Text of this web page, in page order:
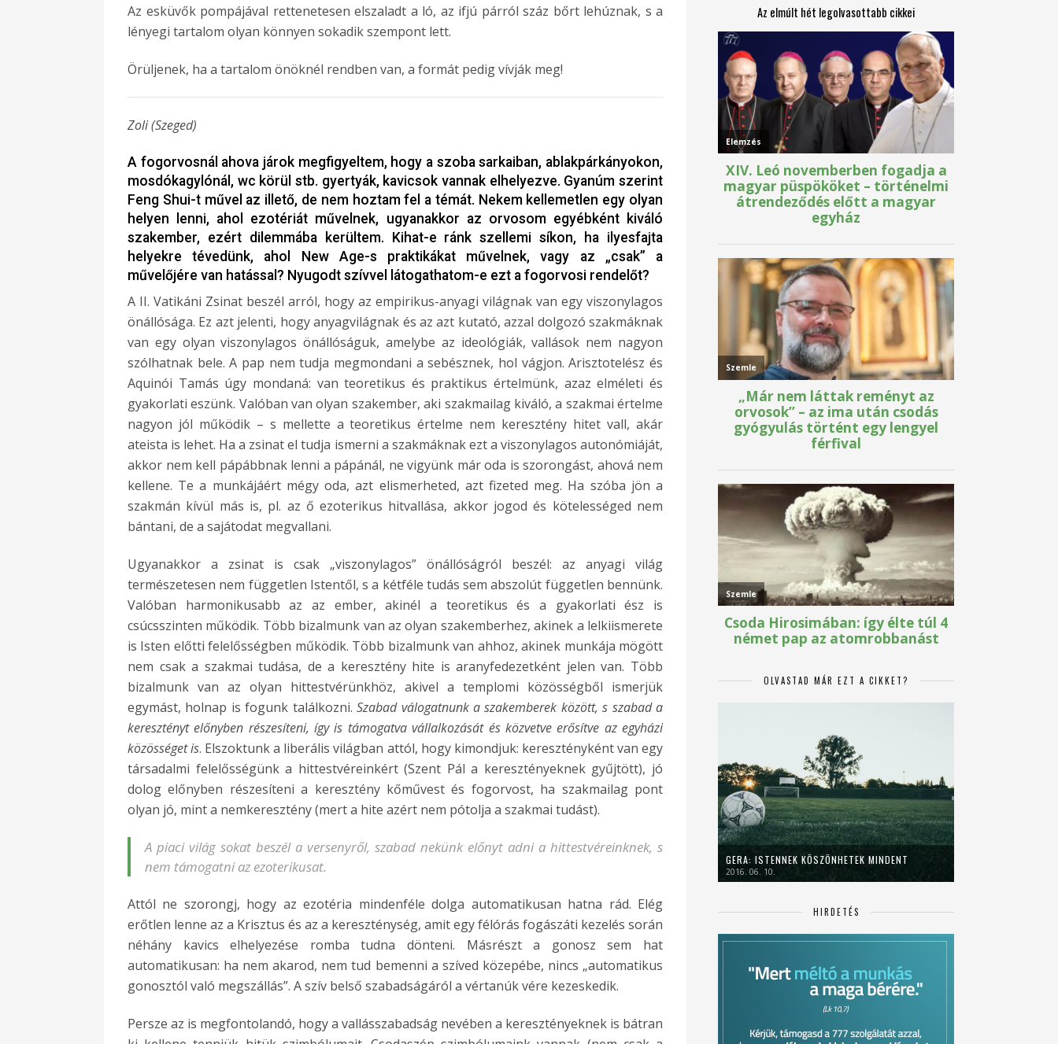
Az esküvők pompájával rettenetesen elszaladt a ló, az ifjú párról száz bőrt lehúznak, s a
lényegi tartalom olyan könnyen sokadik szempont lett.
Örüljenek, ha a tartalom önöknél rendben van, a formát pedig vívják meg!
Zoli (Szeged)
A fogorvosnál ahova járok megfigyeltem, hogy a szoba sarkaiban, ablakpárkányokon,
mosdókagylónál, wc körül stb. gyertyák, kavicsok vannak elhelyezve. Gyanúm szerint
Feng Shui-t művel az illető, de nem hoztam fel a témát. Nekem kellemetlen egy olyan
helyen lenni, ahol ezotériát művelnek, ugyanakkor az orvosom egyébként kiváló
szakember, ezért dilemmába kerültem. Kihat-e ránk szellemi síkon, ha ilyesfajta
helyekre tévedünk, ahol New Age-s praktikákat művelnek, vagy az „csak” a
művelőjére van hatással? Nyugodt szívvel látogathatom-e ezt a fogorvosi rendelőt?
A II. Vatikáni Zsinat beszél arról, hogy az empirikus-anyagi világnak van egy viszonylagos
önállósága. Ez azt jelenti, hogy anyagvilágnak és az azt kutató, azzal dolgozó szakmáknak
van egy olyan viszonylagos önállóságuk, amelybe az ideológiák, vallások nem nagyon
szólhatnak bele. A pap nem tudja megmondani a sebésznek, hol vágjon. Arisztotelész és
Aquinói Tamás úgy mondaná: van teoretikus és praktikus értelmünk, azaz elméleti és
gyakorlati eszünk. Valóban van olyan szakember, aki szakmailag kiváló, a szakmai értelme
nagyon jól működik – s mellette a teoretikus értelme nem keresztény hitet vall, akár
ateista is lehet. Ha a zsinat el tudja ismerni a szakmáknak ezt a viszonylagos autonómiáját,
akkor nem kell pápábbnak lenni a pápánál, ne vigyünk már oda is szorongást, ahová nem
kellene. Te a munkájáért mégy oda, azt elismerheted, azt fizeted meg. Ha szóba jön a
szakmán kívül más is, pl. az ő ezoterikus hitvallása, akkor jogod és kötelességed nem
bántani, de a sajátodat megvallani.
Ugyanakkor a zsinat is csak „viszonylagos” önállóságról beszél: az anyagi világ
természetesen nem független Istentől, s a kétféle tudás sem abszolút független bennünk.
Valóban harmonikusabb az az ember, akinél a teoretikus és a gyakorlati ész is
csúcsszinten működik. Több bizalmunk van az olyan szakemberhez, akinek a lelkiismerete
is Isten előtti felelősségben működik. Több bizalmunk van ahhoz, akinek munkája mögött
nem csak a szakmai tudása, de a keresztény hite is aranyfedezetként jelen van. Több
bizalmunk van az olyan hittestvérünkhöz, akivel a templomi közösségből ismerjük
egymást, holnap is fogunk találkozni.Szabad válogatnunk a szakemberek között, s szabad a
keresztényt előnyben részesíteni, így is támogatva vállalkozását és közvetve erősítve az egyházi
közösséget is. Elszoktunk a liberális világban attól, hogy kimondjuk: keresztényként van egy
társadalmi felelősségünk a hittestvéreinkért (Szent Pál a keresztényeknek gyűjtött), jó
dolog előnyben részesíteni a keresztény kőművest és fogorvost, ha szakmailag pont
olyan jó, mint a nemkeresztény (mert a hite azért nem pótolja a szakmai tudást).
A piaci világ sokat beszél a versenyről, szabad nekünk előnyt adni a hittestvéreinknek, s
nem támogatni az ezoterikusat.
Attól ne szorongj, hogy az ezotéria mindenféle dolga automatikusan hatna rád. Elég
erőtlen lenne az a Krisztus és az a kereszténység, amit egy félórás fogászáti kezelés során
néhány kavics elhelyezése romba tudna dönteni. Másrészt a gonosz sem hat
automatikusan: ha nem akarod, nem tud bemenni a szíved közepébe, nincs „automatikus
gonosztól való megszállás”. A szív belső szabadságáról a vértanúk vére kezeskedik.
Persze az is megfontolandó, hogy a vallásszabadság nevében a keresztényeknek is bátran
Az elmúlt hét legolvasottabb cikkei
OLVASTAD MÁR EZT A CIKKET?
GERA: ISTENNEK KÖSZÖNHETEK MINDENT
2016. 06. 10.
HIRDETÉS